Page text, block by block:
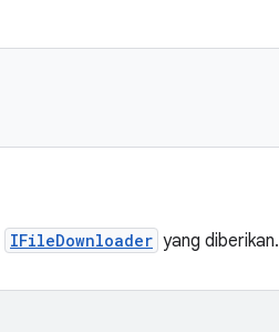
IFileDownloader yang diberikan.